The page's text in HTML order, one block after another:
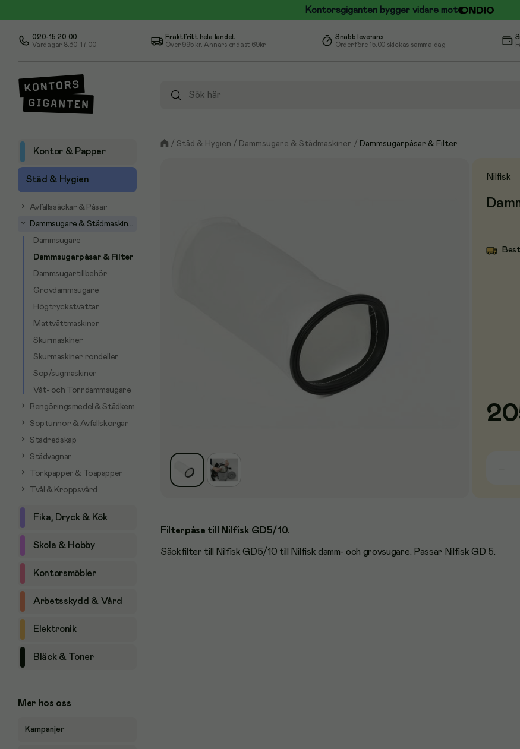
Kontorsgiganten bygger vidare mot
020-15 20 00
Vardagar 8.30-17.00
Fraktfritt hela landet
Över 995 kr. Annars endast 69kr
Snabb leverans
Order före 15.00 skickas samma dag
Kontor & Papper
Städ & Hygien
Avfallssäckar & Påsar
Dammsugare & Städmaskiner
Dammsugare
Dammsugarpåsar & Filter
Dammsugartillbehör
Grovdammsugare
Högtryckstvättar
Mattvättmaskiner
Skurmaskiner
Skurmaskiner rondeller
Sop/sugmaskiner
Våt- och Torrdammsugare
Rengöringsmedel & Städkem
Soptunnor & Avfallskorgar
Städredskap
Städvagnar
Torkpapper & Toapapper
Tvål & Kroppsvård
Fika, Dryck & Kök
Skola & Hobby
Kontorsmöbler
Arbetsskydd & Vård
Elektronik
Bläck & Toner
Mer hos oss
Kampanjer
/ Städ & Hygien / Dammsugare & Städmaskiner / Dammsugarpåsar & Filter
Nilfisk
Filterpåse till Nilfisk GD5/10.
Säckfilter till Nilfisk GD5/10 till Nilfisk damm- och grovsugare. Passar Nilfisk GD 5.